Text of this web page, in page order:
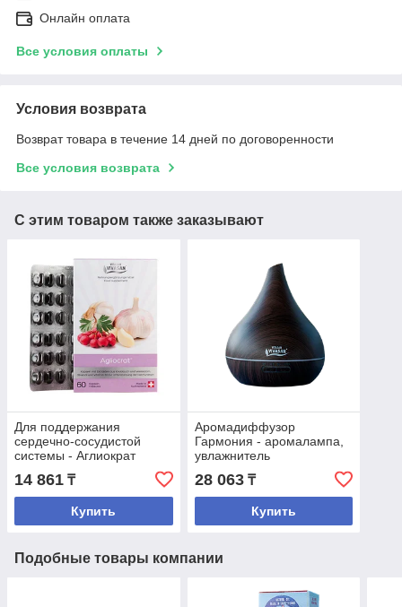
Онлайн оплата
Все условия оплаты
Условия возврата
Возврат товара в течение 14 дней по договоренности
Все условия возврата
С этим товаром также заказывают
Для поддержания
сердечно-сосудистой
системы - Аглиократ
14 861 ₸
Купить
Аромадиффузор
Гармония - аромалампа,
увлажнитель
28 063₸
Купить
Подобные товары компании